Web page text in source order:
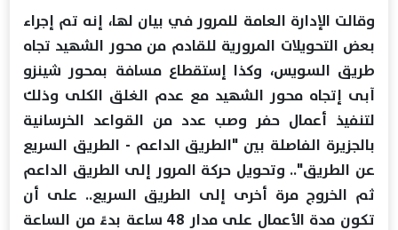
وقالت الإدارة العامة للمرور في بيان لها، إنه تم إجراء
بعض التحويلات المرورية للقادم من محور الشهيد تجاه
طريق السويس، وكذا إستقطاع مسافة بمحور شينزو
آبى إتجاه محور الشهيد مع عدم الغلق الكلى وذلك
لتنفيذ أعمال حفر وصب عدد من القواعد الخرسانية
بالجزيرة الفاصلة بين "الطريق الداعم - الطريق السريع
عن الطريق".. وتحويل حركة المرور إلى الطريق الداعم
ثم الخروج مرة أخرى إلى الطريق السريع.. على أن
تكون مدة الأعمال على مدار 48 ساعة بدءً من الساعة